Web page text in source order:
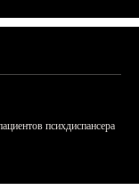
психдиспансера